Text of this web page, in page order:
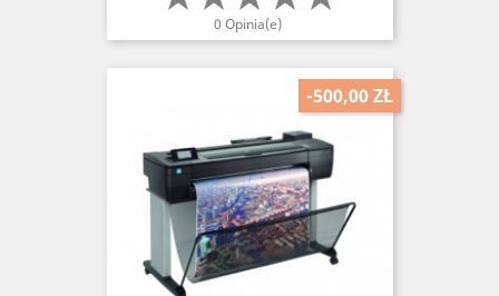
0 Opinia(e)
-500,00 ZŁ